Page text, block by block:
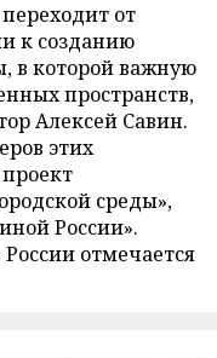
от
к созданию
в которой важную
пространств,
Алексей Савин.
этих
среды»,
России».
отмечается